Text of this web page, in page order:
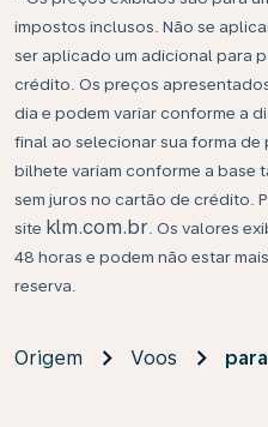
impostos inclusos. Não se
ser aplicado um adicional para
crédito. Os preços
dia e podem variar conforme a
final ao selecionar sua forma
bilhete variam conforme a base
sem juros no cartão de crédito.
site klm.com.br . Os valores
48 horas e podem não estar
reserva.
Origem Voos